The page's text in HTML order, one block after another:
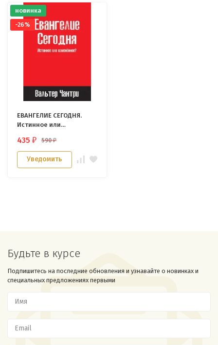
новинка
-26%
ЕВАНГЕЛИЕ СЕГОДНЯ.
Истинное или
Чантри
435₽ 590₽
Уведомить
Будьте в курсе
Подпишитесь на последние обновления и узнавайте о новинках и
специальных предложениях первыми